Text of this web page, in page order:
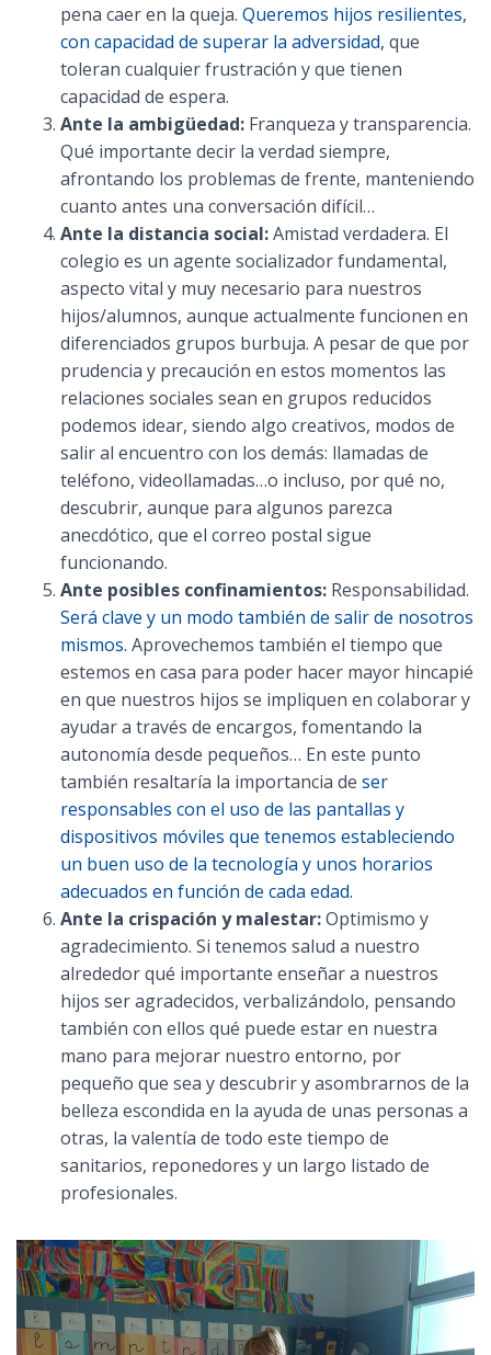
pena caer en la queja. Queremos hijos resilientes,
con capacidad de superar la adversidad, que
toleran cualquier frustración y que tienen
capacidad de espera.
Ante la ambigüedad: Franqueza y transparencia.
Qué importante decir la verdad siempre,
afrontando los problemas de frente, manteniendo
cuanto antes una conversación difícil…
Ante la distancia social:Amistad verdadera. El
colegio es un agente socializador fundamental,
aspecto vital y muy necesario para nuestros
hijos/alumnos, aunque actualmente funcionen en
diferenciados grupos burbuja. A pesar de que por
prudencia y precaución en estos momentos las
relaciones sociales sean en grupos reducidos
podemos idear, siendo algo creativos, modos de
salir al encuentro con los demás: llamadas de
teléfono, videollamadas…o incluso, por qué no,
descubrir, aunque para algunos parezca
anecdótico, que el correo postal sigue
funcionando.
Ante posibles confinamientos: Responsabilidad.
Será clave y un modo también de salir de nosotros
mismos. Aprovechemos también el tiempo que
estemos en casa para poder hacer mayor hincapié
en que nuestros hijos se impliquen en colaborar y
ayudar a través de encargos, fomentando la
autonomía desde pequeños… En este punto
también resaltaría la importancia de ser
responsables con el uso de las pantallas y
dispositivos móviles que tenemos estableciendo
un buen uso de la tecnología y unos horarios
adecuados en función de cada edad.
Ante la crispación y malestar:Optimismo y
agradecimiento. Si tenemos salud a nuestro
alrededor qué importante enseñar a nuestros
hijos ser agradecidos, verbalizándolo, pensando
también con ellos qué puede estar en nuestra
mano para mejorar nuestro entorno, por
pequeño que sea y descubrir y asombrarnos de la
belleza escondida en la ayuda de unas personas a
otras, la valentía de todo este tiempo de
sanitarios, reponedores y un largo listado de
profesionales.